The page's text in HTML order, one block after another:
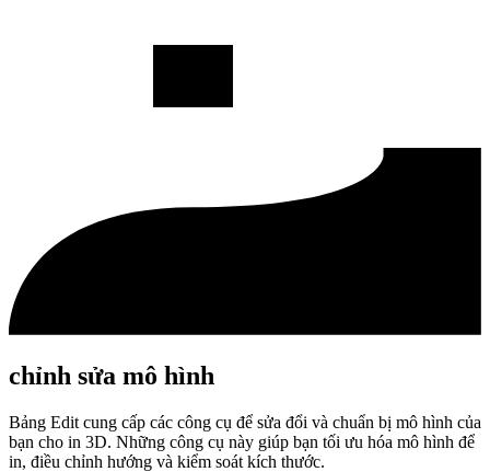
chỉnh sửa mô hình
Bảng Edit cung cấp các công cụ để sửa đổi và chuẩn bị mô hình của
bạn cho in 3D. Những công cụ này giúp bạn tối ưu hóa mô hình để
in, điều chỉnh hướng và kiểm soát kích thước.